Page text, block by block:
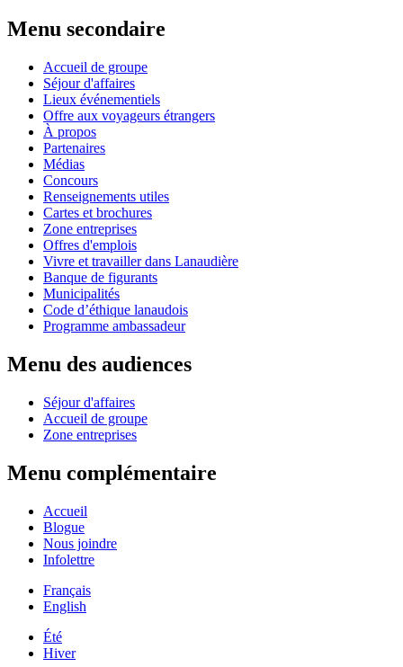
Menu secondaire
Accueil de groupe
Séjour d'affaires
Lieux événementiels
Offre aux voyageurs étrangers
À propos
Partenaires
Médias
Concours
Renseignements utiles
Cartes et brochures
Zone entreprises
Offres d'emplois
Vivre et travailler dans Lanaudière
Banque de figurants
Municipalités
Code d’éthique lanaudois
Programme ambassadeur
Menu des audiences
Séjour d'affaires
Accueil de groupe
Zone entreprises
Menu complémentaire
Accueil
Blogue
Nous joindre
Infolettre
Français
English
Été
Hiver